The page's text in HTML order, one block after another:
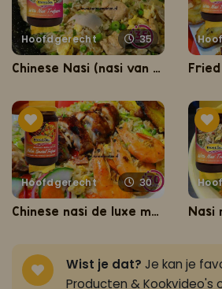
Hoofdgerecht 35
Chinese Nasi (nasi van Chinees restaurant)
Hoofdgerecht 30
Chinese nasi de luxe met geroosterde kip
Wist je dat? Je kan je
Producten & Kookvideo's